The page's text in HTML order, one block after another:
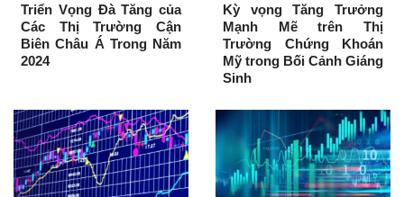
Triển Vọng Đà Tăng của
Các Thị Trường Cận
Biên Châu Á Trong Năm
2024
Kỳ vọng Tăng Trưởng
Mạnh Mẽ trên Thị
Trường Chứng Khoán
Mỹ trong Bối Cảnh Giáng
Sinh